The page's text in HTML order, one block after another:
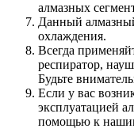
алмазных
Данный
охлаждения.
Всегда
респиратор,
Будьте
Если у вас
эксплуатацией
помощью к